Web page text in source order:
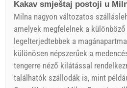
Kakav smještaj postoji u
Milna nagyon változatos
amelyek megfelelnek a
legelterjedtebbek a
különösen népszerűek a
tengerre néző kilátással
találhatók szállodák is, mint